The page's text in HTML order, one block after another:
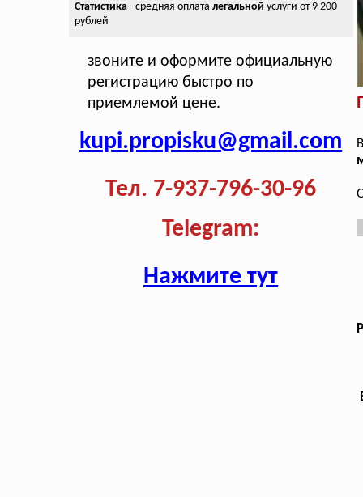
Статистика- средняя оплата легальной услуги от 9 200
рублей
звоните и оформите официальную
регистрацию быстро по
приемлемой цене.
kupi.propisku@gmail.com
Тел. 7-937-796-30-96
Telegram:
Нажмите тут